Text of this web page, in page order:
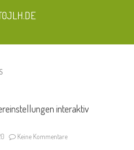
interaktiv
Keine Kommentarezu